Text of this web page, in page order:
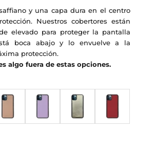
y una capa dura en el centro
Nuestros cobertores están
elevado para proteger la pantalla
boca abajo y lo envuelve a la
protección.
algo fuera de estas opciones.
Lilac Champagne Gold
Rojo